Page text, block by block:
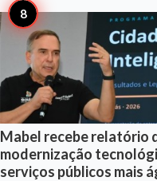
Mabel recebe relatório
modernização
serviços públicos mais